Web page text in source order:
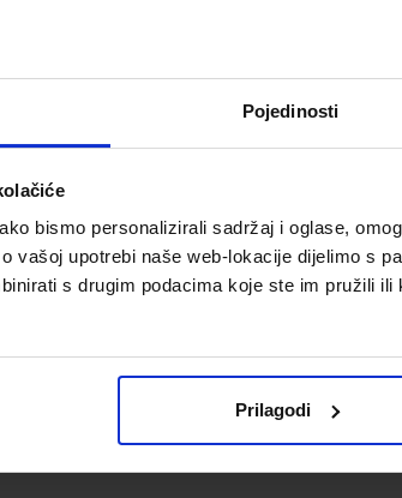
Pojedinosti
bismo personalizirali sadržaj i oglase,
vašoj upotrebi naše web-lokacije dijelimo s
s drugim podacima koje ste im pružili
Prilagodi
za 4. razred veterinarskih škola